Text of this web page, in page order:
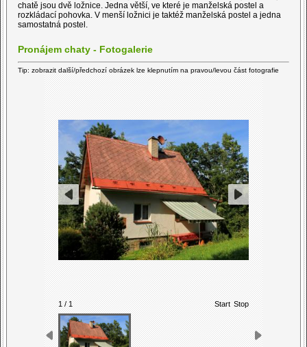
chatě jsou dvě ložnice. Jedna větší, ve které je manželská postel a
rozkládací pohovka. V menší ložnici je taktéž manželská postel a jedna
samostatná postel.
Pronájem chaty - Fotogalerie
Tip: zobrazit další/předchozí obrázek lze klepnutím na pravou/levou část fotografie
1 / 1 Start Stop